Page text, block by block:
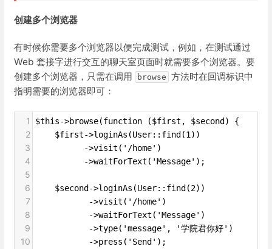
创建多个浏览器
有时候你需要多个浏览器以便完成测试，例如，在测试通过
Web 套接字进行交互的聊天室页面时就需要多个浏览器。要
创建多个浏览器，只需在调用
browse 方法时在回调标识中
指明需要的浏览器即可：
1 $this->browse(function ($first, $second) {
2
    $first->loginAs(User::find(1))
3
          ->visit('/home')
4
          ->waitForText('Message');
5
6
    $second->loginAs(User::find(2))
7
           ->visit('/home')
8
           ->waitForText('Message')
9
           ->type('message', '学院君你好')
10
           ->press('Send');